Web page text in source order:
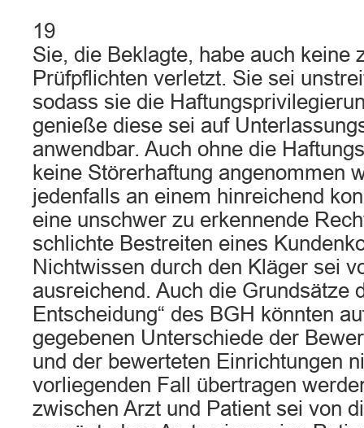
19
Sie, die Beklagte, habe auch keine
Prüfpflichten verletzt. Sie sei
sodass sie die
genieße diese sei auf
anwendbar. Auch ohne die
keine Störerhaftung angenommen
jedenfalls an einem hinreichend
eine unschwer zu erkennende
schlichte Bestreiten eines
Nichtwissen durch den Kläger sei
ausreichend. Auch die Grundsätze
Entscheidung“ des BGH könnten
gegebenen Unterschiede der
und der bewerteten Einrichtungen
vorliegenden Fall übertragen
zwischen Arzt und Patient sei von